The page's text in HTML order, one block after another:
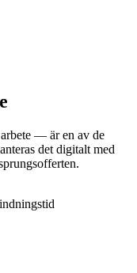
— är en av de
det digitalt med